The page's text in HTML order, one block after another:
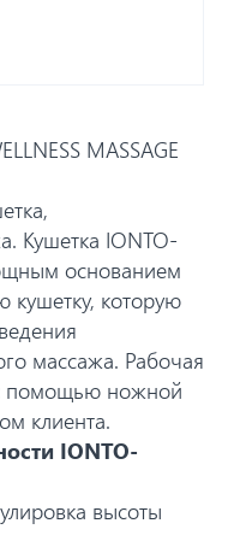
MASSAGE
Кушетка IONTO-
основанием
кушетку, которую
массажа. Рабочая
помощью ножной
клиента.
IONTO-
высоты